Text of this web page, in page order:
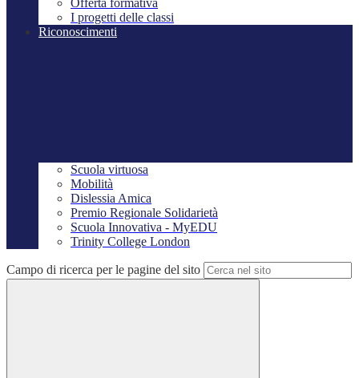
Offerta formativa
I progetti delle classi
Riconoscimenti
Scuola virtuosa
Mobilità
Dislessia Amica
Premio Regionale Solidarietà
Scuola Innovativa - MyEDU
Trinity College London
Campo di ricerca per le pagine del sito